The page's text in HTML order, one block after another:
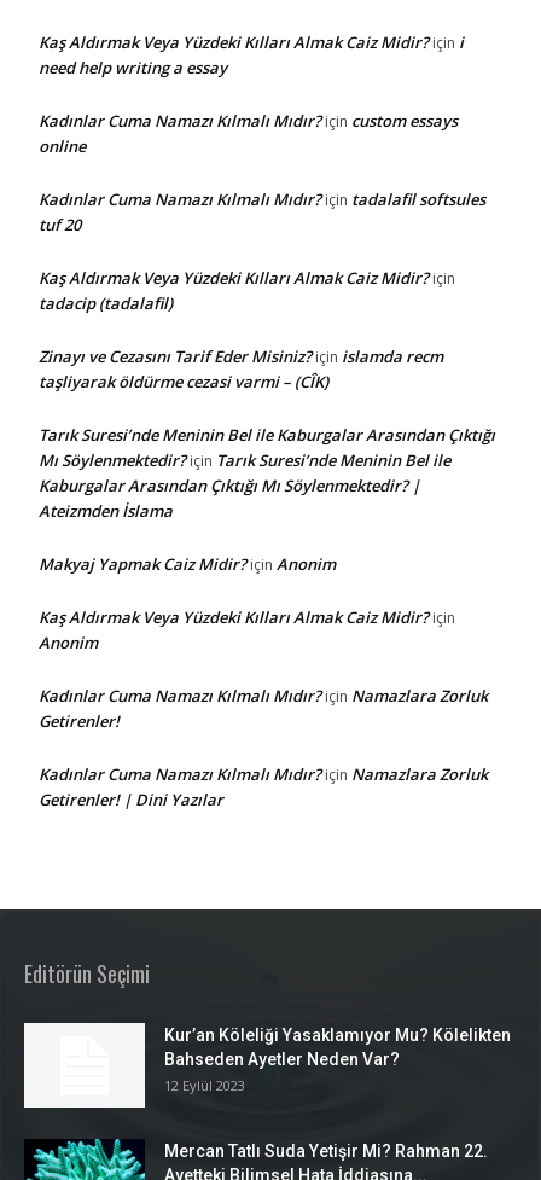
Kaş Aldırmak Veya Yüzdeki Kılları Almak Caiz Midir?için i
need help writing a essay
Kadınlar Cuma Namazı Kılmalı Mıdır?için custom essays
online
Kadınlar Cuma Namazı Kılmalı Mıdır?için tadalafil softsules
tuf 20
Kaş Aldırmak Veya Yüzdeki Kılları Almak Caiz Midir?için
tadacip (tadalafil)
Zinayı ve Cezasını Tarif Eder Misiniz?için islamda recm
taşliyarak öldürme cezasi varmi – (CÎK)
Tarık Suresi’nde Meninin Bel ile Kaburgalar Arasından Çıktığı
Mı Söylenmektedir?için Tarık Suresi’nde Meninin Bel ile
Kaburgalar Arasından Çıktığı Mı Söylenmektedir? |
Ateizmden İslama
Makyaj Yapmak Caiz Midir?için Anonim
Kaş Aldırmak Veya Yüzdeki Kılları Almak Caiz Midir?için
Anonim
Kadınlar Cuma Namazı Kılmalı Mıdır?için Namazlara Zorluk
Getirenler!
Kadınlar Cuma Namazı Kılmalı Mıdır?için Namazlara Zorluk
Getirenler! | Dini Yazılar
Editörün Seçimi
Kur’an Köleliği Yasaklamıyor Mu? Kölelikten
Bahseden Ayetler Neden Var?
12 Eylül 2023
Mercan Tatlı Suda Yetişir Mi? Rahman 22.
Ayetteki Bilimsel Hata İddiasına...